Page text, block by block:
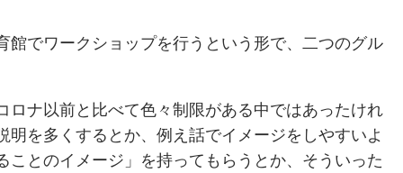
でワークショップを行うという形で、二つのグル
ナ以前と比べて色々制限がある中ではあったけれ
を多くするとか、例え話でイメージをしやすいよ
とのイメージ」を持ってもらうとか、そういった